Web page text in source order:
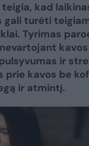
kad
gali turėti
Tyrimas
ir
prie kavos be
ir atmintį.